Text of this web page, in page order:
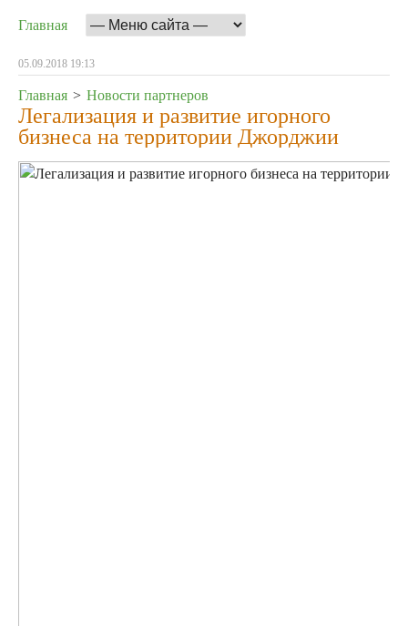
Главная
05.09.2018 19:13
Главная > Новости партнеров
Легализация и развитие игорного
бизнеса на территории Джорджии